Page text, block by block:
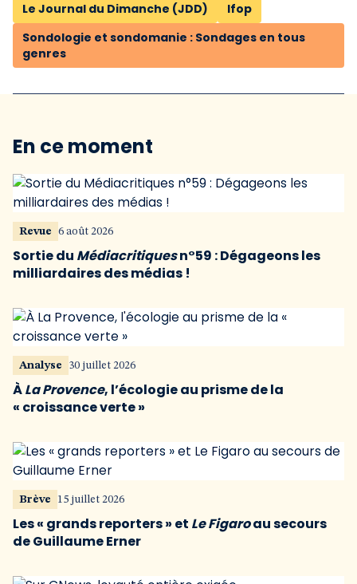
Le Journal du Dimanche (JDD)
Ifop
Sondologie et sondomanie : Sondages en tous
genres
En ce moment
Revue 6 août 2026
Sortie du Médiacritiquesn°59 : Dégageons les
milliardaires des médias !
Analyse 30 juillet 2026
ÀLa Provence, l’écologie au prisme de la
« croissance verte »
Brève 15 juillet 2026
Les « grands reporters » et Le Figaroau secours
de Guillaume Erner